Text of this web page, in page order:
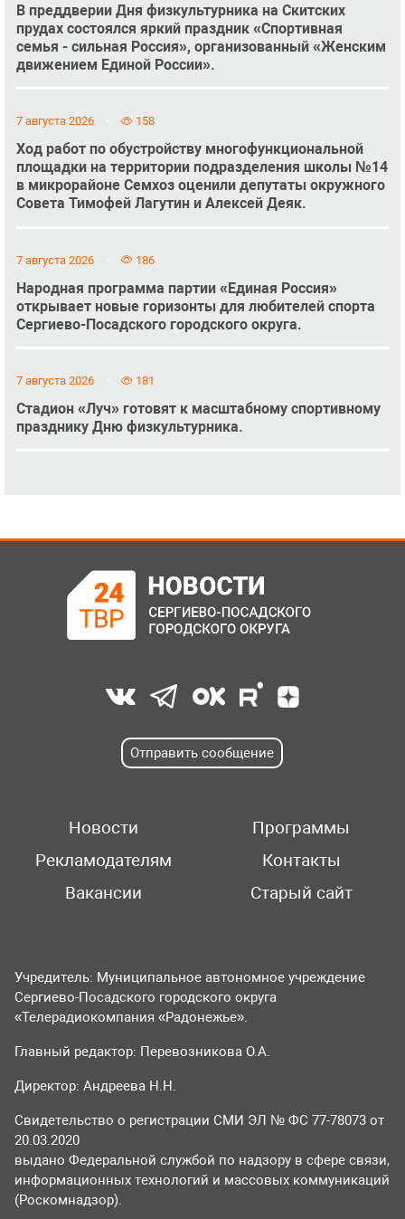
В преддверии Дня физкультурника на Скитских
прудах состоялся яркий праздник «Спортивная
семья - сильная Россия», организованный «Женским
движением Единой России».
7 августа 2026 158
Ход работ по обустройству многофункциональной
площадки на территории подразделения школы №14
в микрорайоне Семхоз оценили депутаты окружного
Совета Тимофей Лагутин и Алексей Деяк.
7 августа 2026 186
Народная программа партии «Единая Россия»
открывает новые горизонты для любителей спорта
Сергиево-Посадского городского округа.
7 августа 2026 181
Стадион «Луч» готовят к масштабному спортивному
празднику Дню физкультурника.
Отправить сообщение
Новости
Программы
Рекламодателям
Контакты
Вакансии
Старый сайт
Учредитель: Муниципальное автономное учреждение
Сергиево-Посадского городского округа
«Телерадиокомпания «Радонежье».
Главный редактор: Перевозникова О.А.
Директор: Андреева Н.Н.
Свидетельство о регистрации СМИ ЭЛ № ФС 77-78073 от
20.03.2020
выдано Федеральной службой по надзору в сфере связи,
информационных технологий и массовых коммуникаций
(Роскомнадзор).